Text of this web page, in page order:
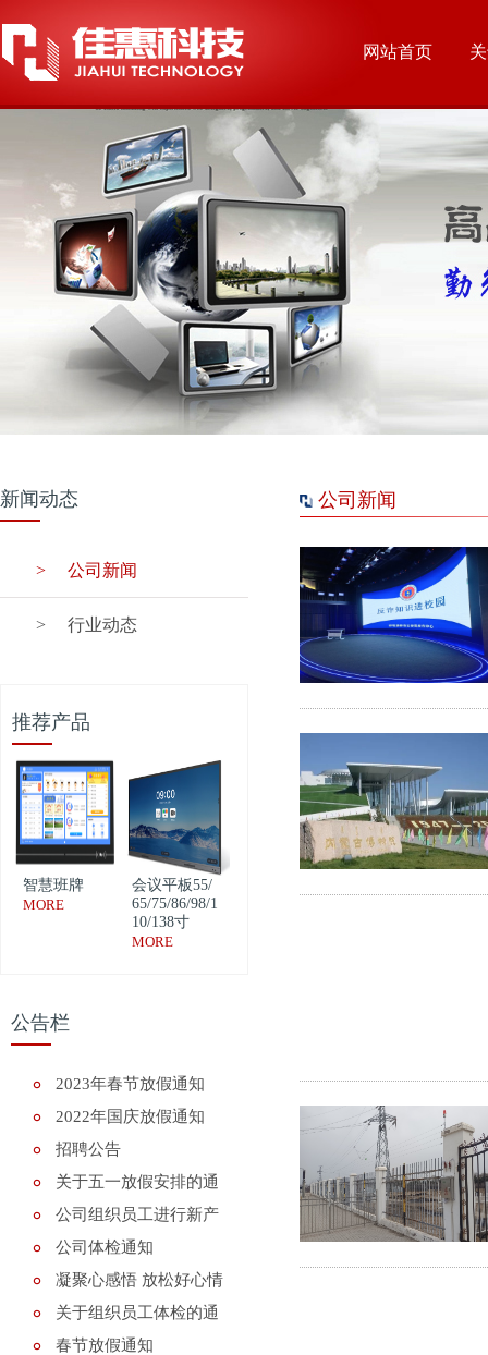
网站首页
新闻动态
> 公司新闻
> 行业动态
推荐产品
智慧班牌
MORE
会议平板55/
65/75/86/98/1
10/138寸
MORE
公告栏
2023年春节放假通知
2022年国庆放假通知
招聘公告
关于五一放假安排的通
知
公司组织员工进行新产
品知识培训
公司体检通知
凝聚心感悟 放松好心情
关于组织员工体检的通
知
春节放假通知
公司新闻